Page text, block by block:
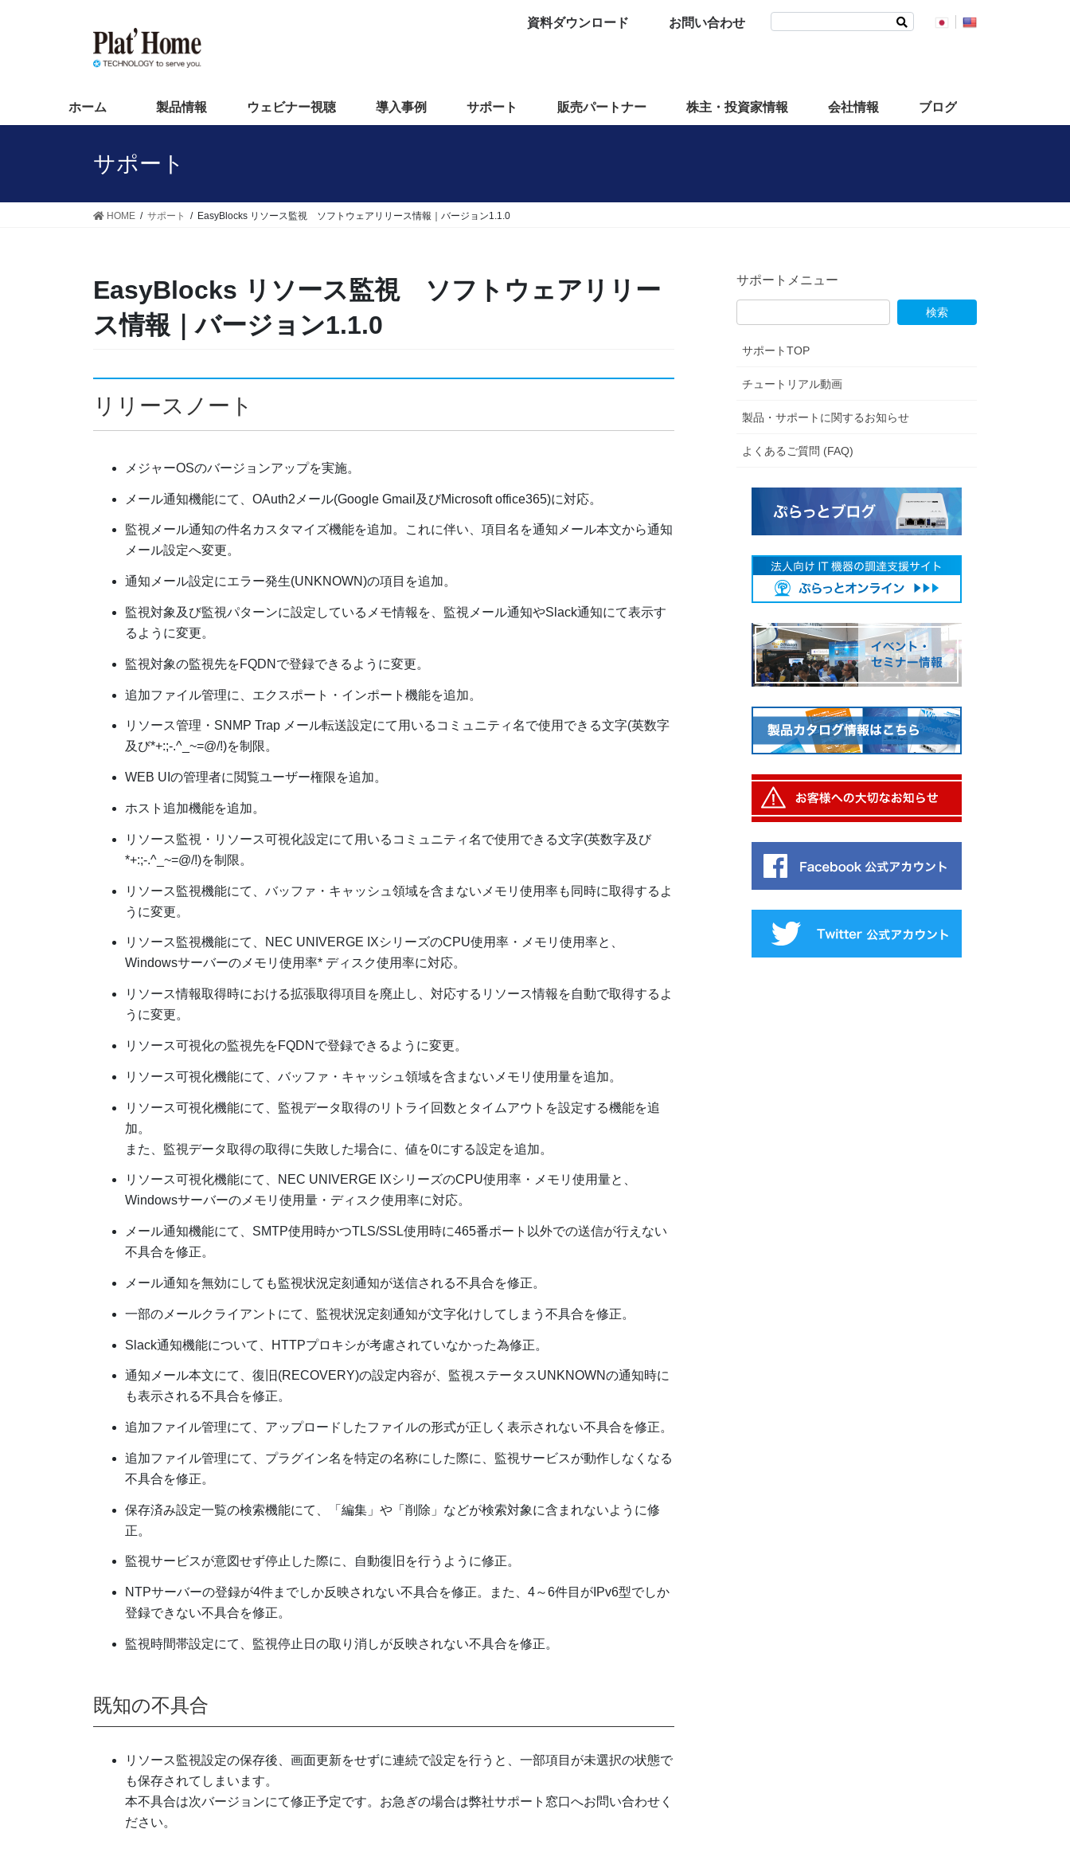
ス
ン
資料ダウンロード お問い合わせ
ホーム 製品情報 ウェビナー視聴 導入事例 サポート 販売パートナー 株主・投資家情報 会社情報 ブログ
サポート
HOME サポート EasyBlocks リソース監視 ソフトウェアリリース情報｜バージョン1.1.0
EasyBlocks リソース監視 ソフトウェアリリー
ス情報｜バージョン1.1.0
リリースノート
メジャーOSのバージョンアップを実施。
メール通知機能にて、OAuth2メール(Google Gmail及びMicrosoft office365)に対応。
監視メール通知の件名カスタマイズ機能を追加。これに伴い、項目名を通知メール本文から通知
メール設定へ変更。
通知メール設定にエラー発生(UNKNOWN)の項目を追加。
監視対象及び監視パターンに設定しているメモ情報を、監視メール通知やSlack通知にて表示す
るように変更。
監視対象の監視先をFQDNで登録できるように変更。
追加ファイル管理に、エクスポート・インポート機能を追加。
リソース管理・SNMP Trap メール転送設定にて用いるコミュニティ名で使用できる文字(英数字
及び*+:;-.^_~=@/!)を制限。
WEB UIの管理者に閲覧ユーザー権限を追加。
ホスト追加機能を追加。
リソース監視・リソース可視化設定にて用いるコミュニティ名で使用できる文字(英数字及び
*+:;-.^_~=@/!)を制限。
リソース監視機能にて、バッファ・キャッシュ領域を含まないメモリ使用率も同時に取得するよ
うに変更。
リソース監視機能にて、NEC UNIVERGE IXシリーズのCPU使用率・メモリ使用率と、
Windowsサーバーのメモリ使用率* ディスク使用率に対応。
リソース情報取得時における拡張取得項目を廃止し、対応するリソース情報を自動で取得するよ
うに変更。
リソース可視化の監視先をFQDNで登録できるように変更。
リソース可視化機能にて、バッファ・キャッシュ領域を含まないメモリ使用量を追加。
リソース可視化機能にて、監視データ取得のリトライ回数とタイムアウトを設定する機能を追
加。
また、監視データ取得の取得に失敗した場合に、値を0にする設定を追加。
リソース可視化機能にて、NEC UNIVERGE IXシリーズのCPU使用率・メモリ使用量と、
Windowsサーバーのメモリ使用量・ディスク使用率に対応。
メール通知機能にて、SMTP使用時かつTLS/SSL使用時に465番ポート以外での送信が行えない
不具合を修正。
メール通知を無効にしても監視状況定刻通知が送信される不具合を修正。
一部のメールクライアントにて、監視状況定刻通知が文字化けしてしまう不具合を修正。
Slack通知機能について、HTTPプロキシが考慮されていなかった為修正。
通知メール本文にて、復旧(RECOVERY)の設定内容が、監視ステータスUNKNOWNの通知時に
も表示される不具合を修正。
追加ファイル管理にて、アップロードしたファイルの形式が正しく表示されない不具合を修正。
追加ファイル管理にて、プラグイン名を特定の名称にした際に、監視サービスが動作しなくなる
不具合を修正。
保存済み設定一覧の検索機能にて、「編集」や「削除」などが検索対象に含まれないように修
正。
監視サービスが意図せず停止した際に、自動復旧を行うように修正。
NTPサーバーの登録が4件までしか反映されない不具合を修正。また、4～6件目がIPv6型でしか
登録できない不具合を修正。
監視時間帯設定にて、監視停止日の取り消しが反映されない不具合を修正。
既知の不具合
リソース監視設定の保存後、画面更新をせずに連続で設定を行うと、一部項目が未選択の状態で
も保存されてしまいます。
本不具合は次バージョンにて修正予定です。お急ぎの場合は弊社サポート窓口へお問い合わせく
ださい。
サポートメニュー
サポートTOP
チュートリアル動画
製品・サポートに関するお知らせ
よくあるご質問 (FAQ)